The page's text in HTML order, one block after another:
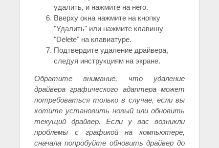
удалить, и нажмите на него.
Вверху окна нажмите на кнопку
"Удалить" или нажмите клавишу
"Delete" на клавиатуре.
Подтвердите удаление драйвера,
следуя инструкциям на экране.
Обратите внимание, что удаление
драйвера графического адаптера может
потребоваться только в случае, если вы
хотите установить новый или обновить
текущий драйвер. Если у вас возникли
проблемы с графикой на компьютере,
сначала попробуйте обновить драйвер до